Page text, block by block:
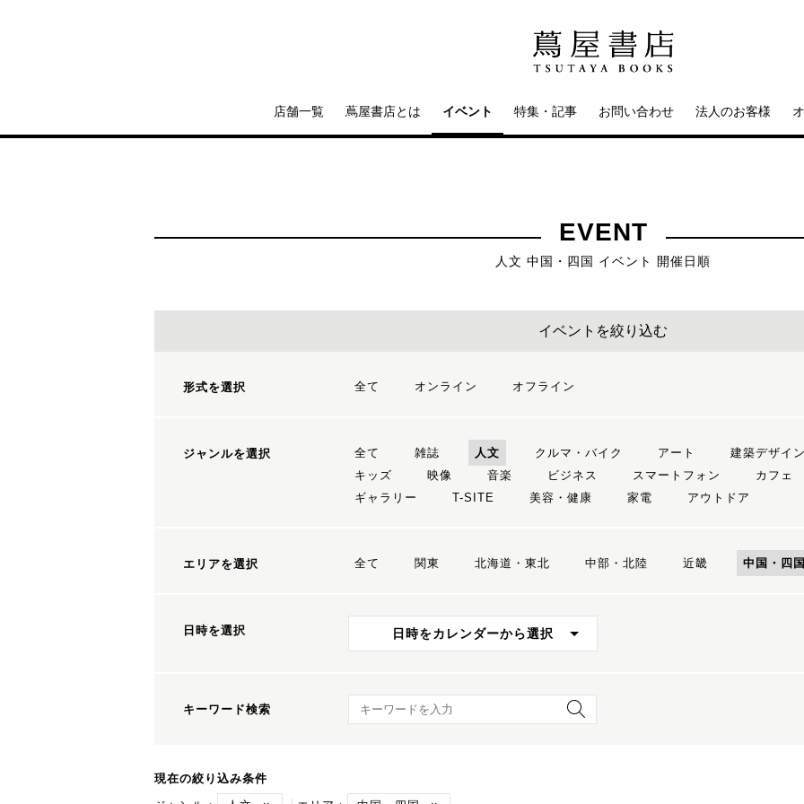
店舗一覧 蔦屋書店とは イベント 特集・記事 お問い合わせ 法人のお客様
EVENT
人文 中国・四国 イベント 開催日順
イベントを絞り込む
形式を選択 全て オンライン オフライン
ジャンルを選択 全て 雑誌 人文 クルマ・バイク アート 建築デザイン
キッズ
映像 音楽 ビジネス スマートフォン カフェ
ギャラリー
T-SITE 美容・健康 家電 アウトドア
エリアを選択 全て 関東 北海道・東北 中部・北陸 近畿 中国・四国
日時を選択 日時をカレンダーから選択
キーワード検索 キーワード検索
現在の絞り込み条件